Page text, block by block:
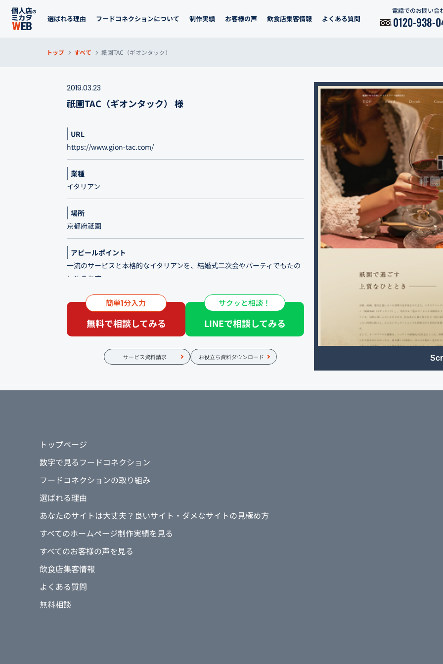
選ばれる理由 フードコネクションについて 制作実績 お客様の声 飲食店集客情報 よくある質問
電話でのお問い合
0120-938-
トップ すべて 祇園TAC（ギオンタック）
2019.03.23
祇園TAC（ギオンタック） 様
URL
https://www.gion-tac.com/
業種
イタリアン
場所
京都府祇園
アピールポイント
一流のサービスと本格的なイタリアンを、結婚式二次会やパーティでもたの
しめるお店
京都、祇園。歴史を感じるこの空間で長年愛されてきた、イタリアンレスト
ラン「祇園TAC（ギオンタック）」。当店では一流のサービスと本格的なイ
タリアンを、気軽に楽しんでいただけます。趣きのある店内で、大人な女子
会にもおすすめです。女子会には専用のコースを用意しており、一目を気に
せずお過ごしいただける、半個室席もございます。
簡単1分入力
無料で相談してみる
サクッと相談！
LINEで相談してみる
サービス資料請求 お役立ち資料ダウンロード
トップページ
数字で見るフードコネクション
フードコネクションの取り組み
選ばれる理由
あなたのサイトは大丈夫？良いサイト・ダメなサイトの見極め方
すべてのホームページ制作実績を見る
すべてのお客様の声を見る
飲食店集客情報
よくある質問
無料相談